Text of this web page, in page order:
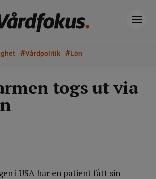
#Vårdpolitik #Lön
togs ut via
i USA har en patient fått sin